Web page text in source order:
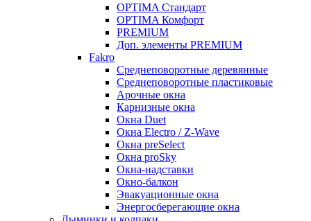
OPTIMA Стандарт
OPTIMA Комфорт
PREMIUM
Доп. элементы PREMIUM
Fakro
Cреднеповоротные деревянные
Cреднеповоротные пластиковые
Арочные окна
Карнизные окна
Окна Duet
Окна Electro / Z-Wave
Окна preSelect
Окна proSky
Окна-надставки
Окно-балкон
Эвакуационные окна
Энергосберегающие окна